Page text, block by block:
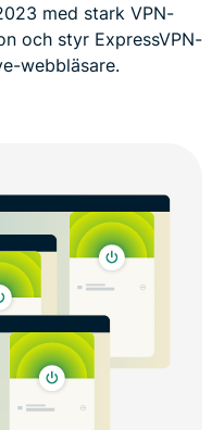
med stark VPN-
och styr ExpressVPN-
webbläsare.